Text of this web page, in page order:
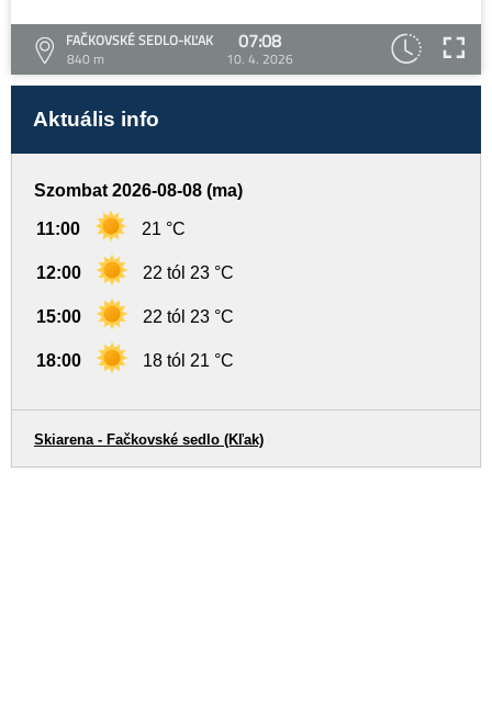
FAČKOVSKÉ SEDLO-KĽAK
840 m
07:08
10. 4. 2026
Aktuális info
Szombat 2026-08-08 (ma)
11:00 21 °C
12:00 22 tól 23 °C
15:00 22 tól 23 °C
18:00 18 tól 21 °C
Skiarena - Fačkovské sedlo (Kľak)